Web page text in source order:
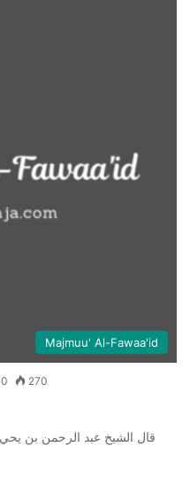
Majmuu' Al-Fawaa'id
0 270
قال الشيخ عبد الرحمن بن